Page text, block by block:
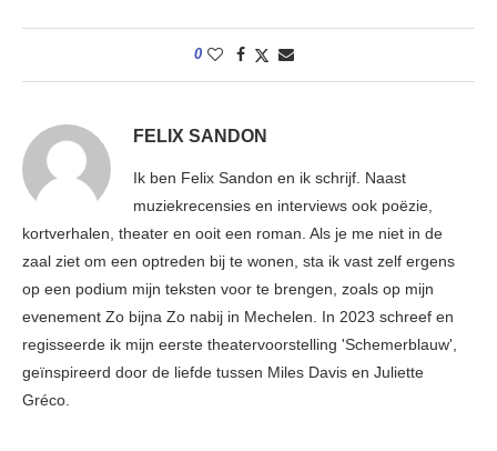
0
FELIX SANDON
Ik ben Felix Sandon en ik schrijf. Naast
muziekrecensies en interviews ook poëzie,
kortverhalen, theater en ooit een roman. Als je me niet in de
zaal ziet om een optreden bij te wonen, sta ik vast zelf ergens
op een podium mijn teksten voor te brengen, zoals op mijn
evenement Zo bijna Zo nabij in Mechelen. In 2023 schreef en
regisseerde ik mijn eerste theatervoorstelling 'Schemerblauw',
geïnspireerd door de liefde tussen Miles Davis en Juliette
Gréco.